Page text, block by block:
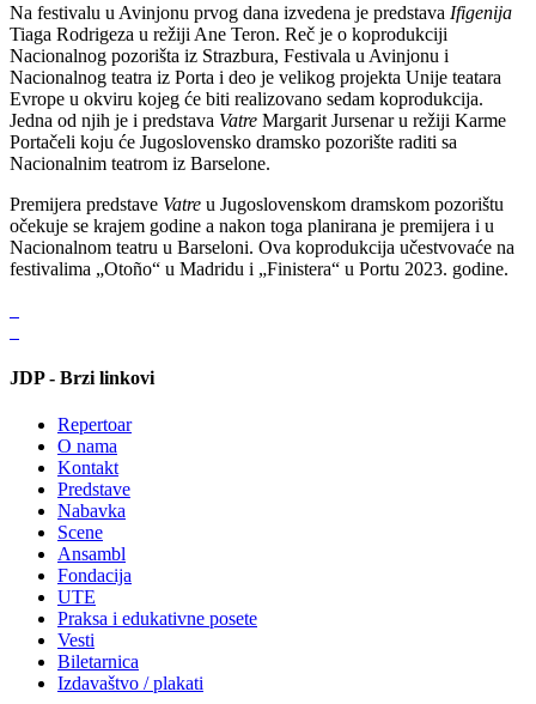
Na festivalu u Avinjonu prvog dana izvedena je predstava Ifigenija
Tiaga Rodrigeza u režiji Ane Teron. Reč je o koprodukciji
Nacionalnog pozorišta iz Strazbura, Festivala u Avinjonu i
Nacionalnog teatra iz Porta i deo je velikog projekta Unije teatara
Evrope u okviru kojeg će biti realizovano sedam koprodukcija.
Jedna od njih je i predstava Vatre Margarit Jursenar u režiji Karme
Portačeli koju će Jugoslovensko dramsko pozorište raditi sa
Nacionalnim teatrom iz Barselone.
Premijera predstave Vatre u Jugoslovenskom dramskom pozorištu
očekuje se krajem godine a nakon toga planirana je premijera i u
Nacionalnom teatru u Barseloni. Ova koprodukcija učestvovaće na
festivalima „Otoño“ u Madridu i „Finistera“ u Portu 2023. godine.
JDP - Brzi linkovi
Repertoar
O nama
Kontakt
Predstave
Nabavka
Scene
Ansambl
Fondacija
UTE
Praksa i edukativne posete
Vesti
Biletarnica
Izdavaštvo / plakati